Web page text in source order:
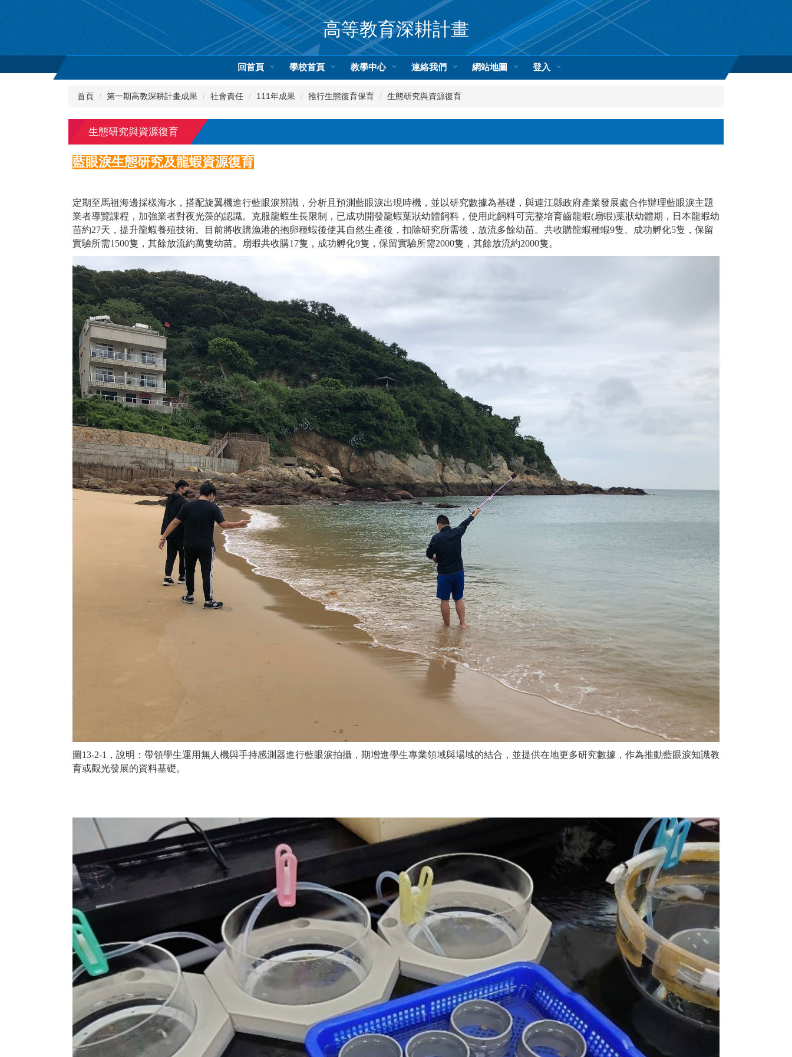
內
高等教育深耕計畫
回首頁 學校首頁 教學中心 連絡我們 網站地圖 登入
首頁 第一期高教深耕計畫成果 社會責任 111年成果 推行生態復育保育 生態研究與資源復育
生態研究與資源復育
藍眼淚生態研究及龍蝦資源復育
定期至馬祖海邊採樣海水，搭配旋翼機進行藍眼淚辨識，分析且預測藍眼淚出現時機，並以研究數據為基礎，與連江縣政府產業發展處合作辦理藍眼淚主題
業者導覽課程，加強業者對夜光藻的認識。克服龍蝦生長限制，已成功開發龍蝦葉狀幼體飼料，使用此飼料可完整培育齒龍蝦(扇蝦)葉狀幼體期，日本龍蝦幼
苗約27天，提升龍蝦養殖技術。目前將收購漁港的抱卵種蝦後使其自然生產後，扣除研究所需後，放流多餘幼苗。共收購龍蝦種蝦9隻、成功孵化5隻，保留
實驗所需1500隻，其餘放流約萬隻幼苗。扇蝦共收購17隻，成功孵化9隻，保留實驗所需2000隻，其餘放流約2000隻。
圖13-2-1，說明：帶領學生運用無人機與手持感測器進行藍眼淚拍攝，期增進學生專業領域與場域的結合，並提供在地更多研究數據，作為推動藍眼淚知識教
育或觀光發展的資料基礎。